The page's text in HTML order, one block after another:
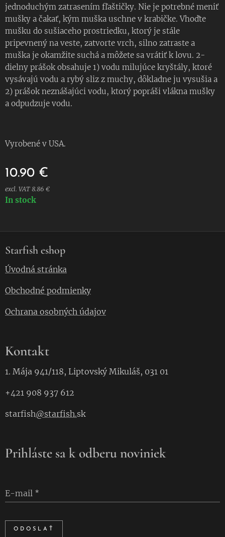
jednoduchým zatrasením fľaštičky. Nie je potrebné meniť
mušky a čakať, kým muška uschne v krabičke. Vhoďte
mušku do sušiaceho prostriedku, ktorý je stále
pripevnený na veste, zatvorte vrch, silno zatraste a
muška je okamžite suchá a môžete sa vrátiť k lovu. 2-
dielny prášok obsahuje 1) vodu milujúce kryštály, ktoré
vysávajú vodu a rybý sliz z muchy, dôkladne ju vysušia a
2) prášok neznášajúci vodu, ktorý popráši vlákna mušky
a odpudzuje vodu.
Vyrobené v USA.
10.90 €
excl. VAT 8.86 €
In stock
Starfish eshop
Úvodná stránka
Obchodné podmienky
Ochrana osobných údajov
Kontakt
1. Mája 941/118, Liptovský Mikuláš, 031 01
+421 908 937 612
starfish@starfish.sk
Prihláste sa k odberu noviniek
E-mail
ODOSLAŤ